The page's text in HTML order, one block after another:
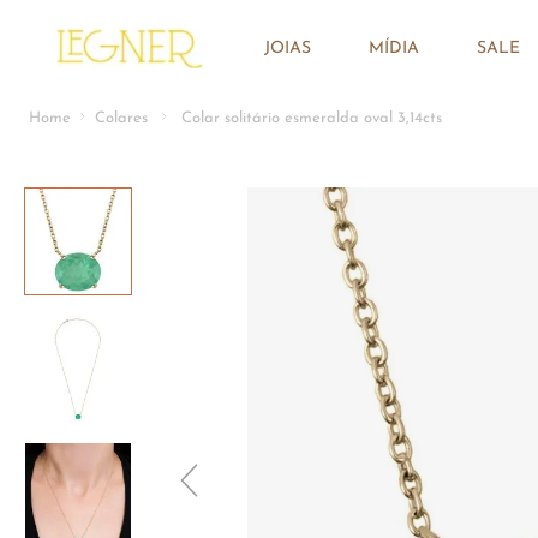
JOIAS MÍDIA SALE
Colares Colar solitário esmeralda oval 3,14cts